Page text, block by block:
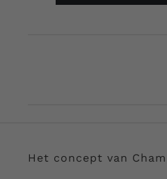
Het concept van